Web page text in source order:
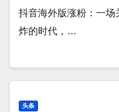
抖音海外版涨粉：一场
炸的时代，…
头条